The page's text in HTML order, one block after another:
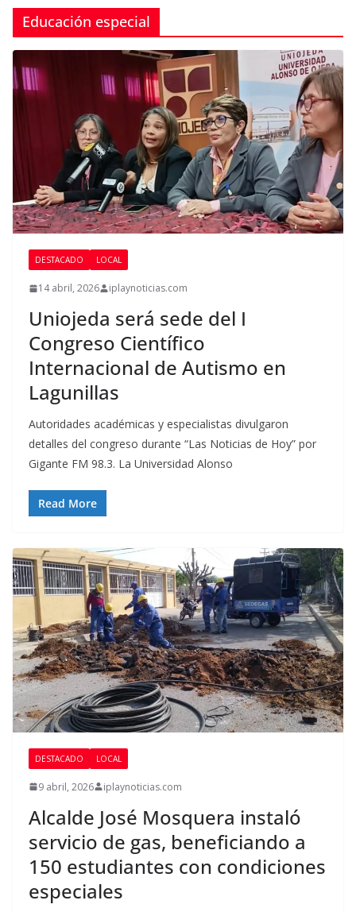
Educación especial
DESTACADO LOCAL
14 abril, 2026 iplaynoticias.com
Uniojeda será sede del I
Congreso Científico
Internacional de Autismo en
Lagunillas
Autoridades académicas y especialistas divulgaron
detalles del congreso durante “Las Noticias de Hoy” por
Gigante FM 98.3. La Universidad Alonso
Read More
DESTACADO LOCAL
9 abril, 2026 iplaynoticias.com
Alcalde José Mosquera instaló
servicio de gas, beneficiando a
150 estudiantes con condiciones
especiales